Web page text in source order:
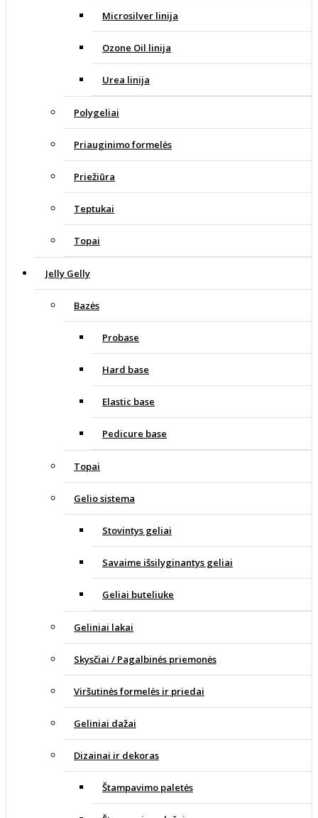
Microsilver linija
Ozone Oil linija
Urea linija
Polygeliai
Priauginimo formelės
Priežiūra
Teptukai
Topai
Jelly Gelly
Bazės
Probase
Hard base
Elastic base
Pedicure base
Topai
Gelio sistema
Stovintys geliai
Savaime išsilyginantys geliai
Geliai buteliuke
Geliniai lakai
Skysčiai / Pagalbinės priemonės
Viršutinės formelės ir priedai
Geliniai dažai
Dizainai ir dekoras
Štampavimo paletės